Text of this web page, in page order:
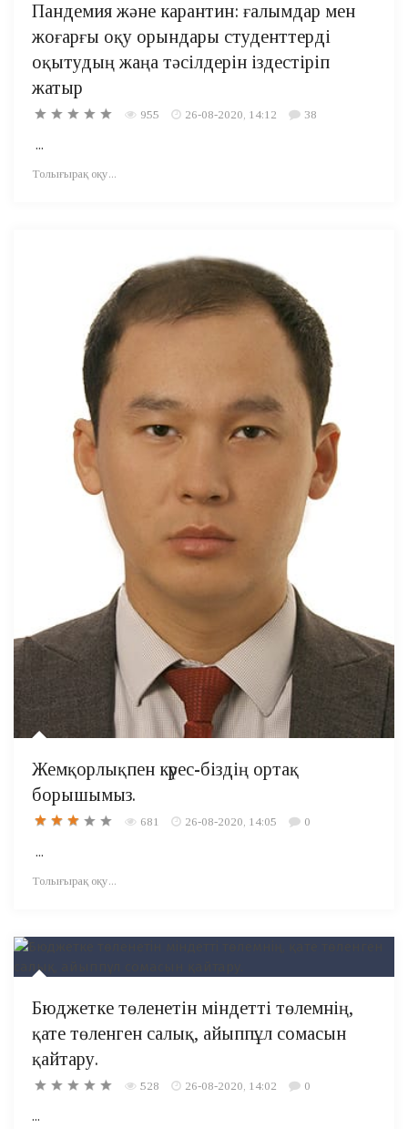
Пандемия және карантин: ғалымдар мен
жоғарғы оқу орындары студенттерді
оқытудың жаңа тәсілдерін іздестіріп
жатыр
955 26-08-2020, 14:12 38
...
Толығырақ оқу...
Жемқорлықпен күрес-біздің ортақ
борышымыз.
681 26-08-2020, 14:05 0
...
Толығырақ оқу...
Бюджетке төленетін міндетті төлемнің,
қате төленген салық, айыппұл сомасын
қайтару.
528 26-08-2020, 14:02 0
...